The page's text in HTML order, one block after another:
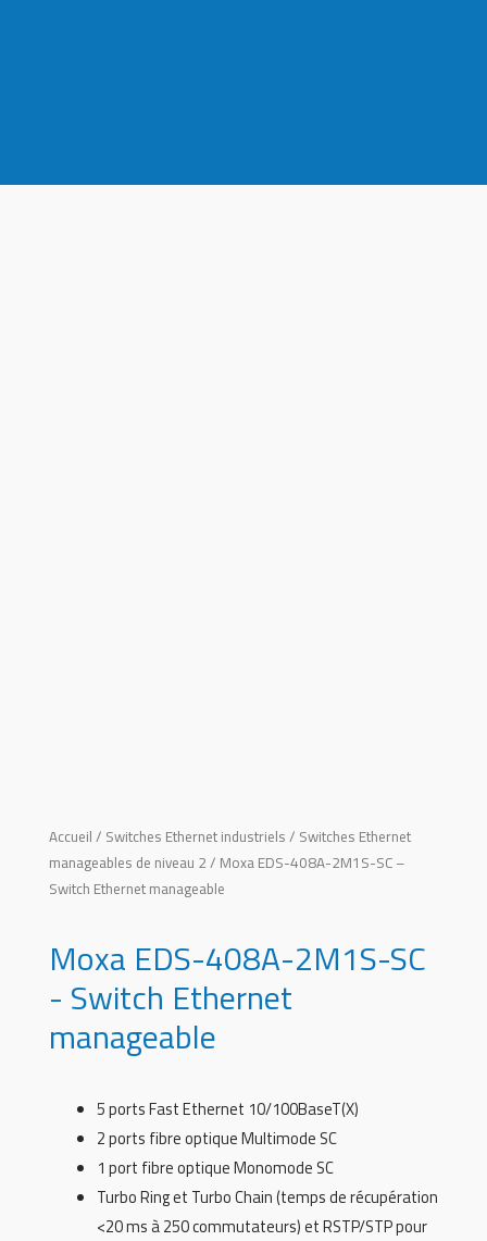
Accueil / Switches Ethernet industriels / Switches Ethernet
manageables de niveau 2 / Moxa EDS-408A-2M1S-SC –
Switch Ethernet manageable
Moxa EDS-408A-2M1S-SC
- Switch Ethernet
manageable
5 ports Fast Ethernet 10/100BaseT(X)
2 ports fibre optique Multimode SC
1 port fibre optique Monomode SC
Turbo Ring et Turbo Chain (temps de récupération
<20 ms à 250 commutateurs) et RSTP/STP pour